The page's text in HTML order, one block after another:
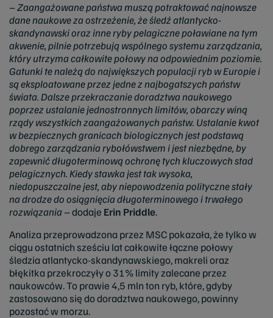
–Zaangażowane państwa muszą potraktować najnowsze
dane naukowe za ostrzeżenie, że śledź atlantycko-
skandynawski oraz inne ryby pelagiczne poławiane na tym
akwenie, pilnie potrzebują wspólnego systemu zarządzania,
który utrzyma całkowite połowy na odpowiednim poziomie.
Gatunki te należą do największych populacji ryb w Europie i
są eksploatowane przez jedne z najbogatszych państw
świata. Dalsze przekraczanie doradztwa naukowego
poprzez ustalanie jednostronnych limitów, obarczy winą
rządy wszystkich zaangażowanych państw. Ustalanie kwot
w bezpiecznych granicach biologicznych jest podstawą
dobrego zarządzania rybołówstwem i jest niezbędne, by
zapewnić długoterminową ochronę tych kluczowych stad
pelagicznych. Kiedy stawka jest tak wysoka,
niedopuszczalne jest, aby niepowodzenia polityczne stały
na drodze do osiągnięcia długoterminowego i trwałego
rozwiązania –dodaje Erin Priddle.
Analiza przeprowadzona przez MSC pokazała, że tylko w
ciągu ostatnich sześciu lat całkowite łączne połowy
śledzia atlantycko-skandynawskiego, makreli oraz
błękitka przekroczyły o 31% limity zalecane przez
naukowców. To prawie 4,5 mln ton ryb, które, gdyby
zastosowano się do doradztwa naukowego, powinny
pozostać w morzu.